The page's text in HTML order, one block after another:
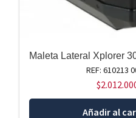
Maleta Lateral Xplorer
REF: 610213
$
Añadir al